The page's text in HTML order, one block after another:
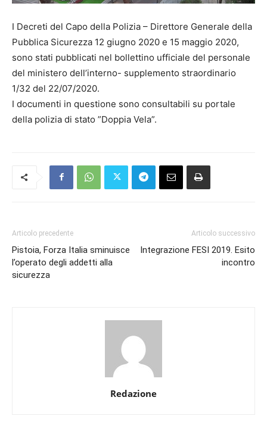
I Decreti del Capo della Polizia – Direttore Generale della
Pubblica Sicurezza 12 giugno 2020 e 15 maggio 2020,
sono stati pubblicati nel bollettino ufficiale del personale
del ministero dell’interno- supplemento straordinario
1/32 del 22/07/2020.
I documenti in questione sono consultabili su portale
della polizia di stato ”Doppia Vela”.
Articolo precedente
Pistoia, Forza Italia sminuisce
l’operato degli addetti alla
sicurezza
Articolo successivo
Integrazione FESI 2019. Esito
incontro
Redazione